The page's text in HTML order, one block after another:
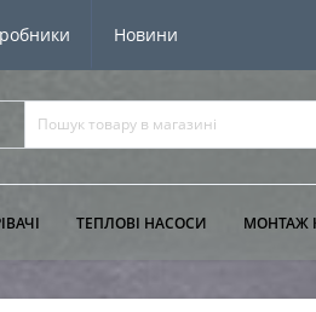
Новини
ТЕПЛОВІ НАСОСИ МОНТАЖ